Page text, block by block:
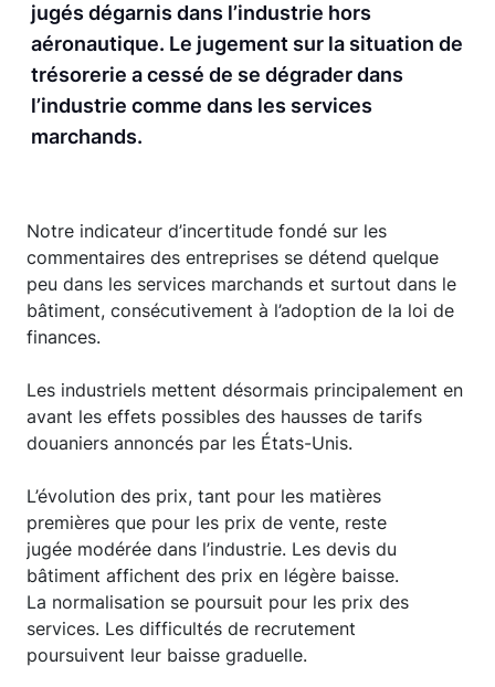
jugés dégarnis dans l’industrie hors
aéronautique. Le jugement sur la situation de
trésorerie a cessé de se dégrader dans
l’industrie comme dans les services
marchands.
Notre indicateur d’incertitude fondé sur les
commentaires des entreprises se détend quelque
peu dans les services marchands et surtout dans le
bâtiment, consécutivement à l’adoption de la loi de
finances.
Les industriels mettent désormais principalement en
avant les effets possibles des hausses de tarifs
douaniers annoncés par les États-Unis.
L’évolution des prix, tant pour les matières
premières que pour les prix de vente, reste
jugée modérée dans l’industrie. Les devis du
bâtiment affichent des prix en légère baisse.
La normalisation se poursuit pour les prix des
services. Les difficultés de recrutement
poursuivent leur baisse graduelle.